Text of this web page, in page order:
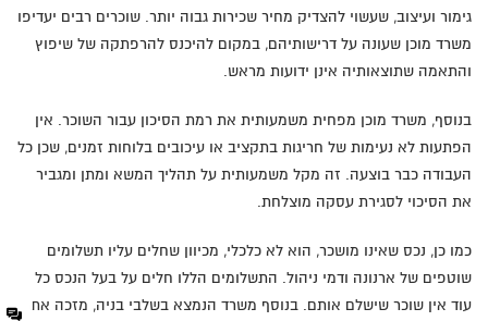
גימור ועיצוב, שעשוי להצדיק מחיר שכירות גבוה יותר. שוכרים רבים יעדיפו
משרד מוכן שעונה על דרישותיהם, במקום להיכנס להרפתקה של שיפוץ
והתאמה שתוצאותיה אינן ידועות מראש.
בנוסף, משרד מוכן מפחית משמעותית את רמת הסיכון עבור השוכר. אין
הפתעות לא נעימות של חריגות בתקציב או עיכובים בלוחות זמנים, שכן כל
העבודה כבר בוצעה. זה מקל משמעותית על תהליך המשא ומתן ומגביר
את הסיכוי לסגירת עסקה מוצלחת.
כמו כן, נכס שאינו מושכר, הוא לא כלכלי, מכיוון שחלים עליו תשלומים
שוטפים של ארנונה ודמי ניהול. התשלומים הללו חלים על בעל הנכס כל
עוד אין שוכר שישלם אותם. בנוסף משרד הנמצא בשלבי בניה, מזכה את